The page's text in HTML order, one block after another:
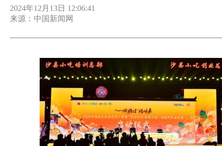
2024年12月13日 12:06:41
来源：中国新闻网